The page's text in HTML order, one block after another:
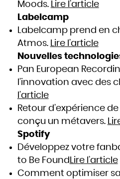
Moods. Lire l’article
Labelcamp
Labelcamp prend en
Atmos. Lire l’article
Nouvelles
Pan European
l’innovation avec des
l’article
Retour d’expérience
conçu un métavers.
Spotify
Développez votre
to Be Found Lire l’article
Comment optimiser